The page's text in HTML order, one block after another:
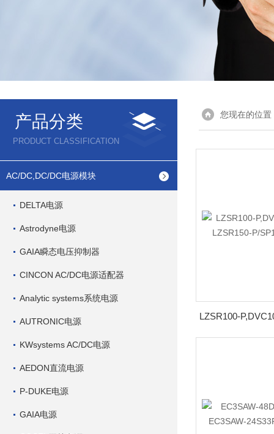
产品分类
PRODUCT CLASSIFICATION
AC/DC,DC/DC电源模块
DELTA电源
Astrodyne电源
GAIA瞬态电压抑制器
CINCON AC/DC电源适配器
Analytic systems系统电源
AUTRONIC电源
KWsystems AC/DC电源
AEDON直流电源
P-DUKE电源
GAIA电源
您现在的位置